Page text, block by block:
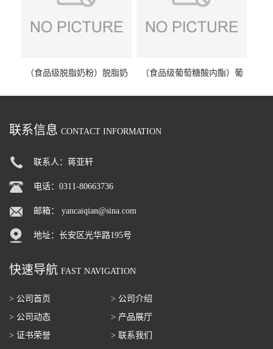
（食品级脱脂奶粉）脱脂奶
（食品级葡萄糖酸内酯）葡
联系信息 CONTACT INFORMATION
联系人：蒋亚轩
电话：0311-80663736
邮箱： yancaiqian@sina.com
地址：长安区光华路195号
快速导航 FAST NAVIGATION
> 公司首页
> 公司介绍
> 公司动态
> 产品展厅
> 证书荣誉
> 联系我们